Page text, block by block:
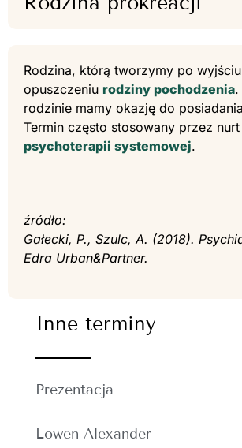
Rodzina, którą tworzymy po
opuszczeniu rodziny pochodzenia.
rodzinie mamy okazję do
Termin często stosowany przez nurt
psychoterapii systemowej.
źródło:
Gałecki, P., Szulc, A. (2018).
Edra Urban&Partner.
Inne terminy
Prezentacja
Lowen Alexander